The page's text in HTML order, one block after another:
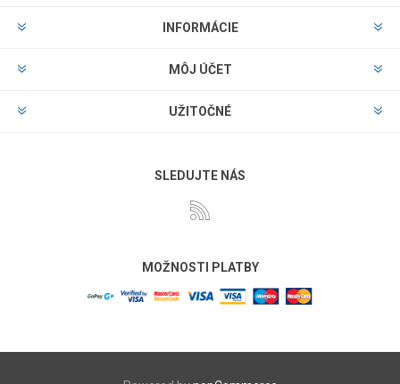
INFORMÁCIE
MÔJ ÚČET
UŽITOČNÉ
SLEDUJTE NÁS
MOŽNOSTI PLATBY